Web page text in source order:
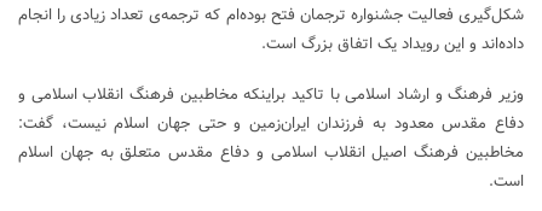
شکل‌گیری فعالیت جشنواره ترجمان فتح بوده‌ام که ترجمه‌ی تعداد زیادی را انجام
داده‌اند و این رویداد یک اتفاق بزرگ است.
وزیر فرهنگ و ارشاد اسلامی با تاکید براینکه مخاطبین فرهنگ انقلاب اسلامی و
دفاع مقدس معدود به فرزندان ایران‌زمین و حتی جهان اسلام نیست، گفت:
مخاطبین فرهنگ اصیل انقلاب اسلامی و دفاع مقدس متعلق به جهان اسلام
است.